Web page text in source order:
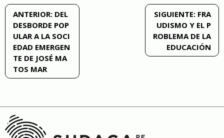
Navegación
de
entradas
ANTERIOR: DEL
DESBORDE POP
ULAR A LA SOCI
EDAD EMERGEN
TE DE JOSÉ MA
TOS MAR
SIGUIENTE: FRA
UDISMO Y EL P
ROBLEMA DE LA
EDUCACIÓN